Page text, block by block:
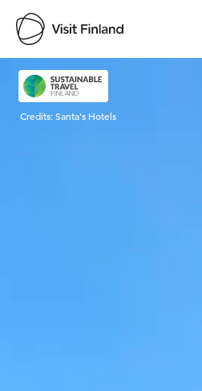
Visit Finland
Credits:Santa's Hotels